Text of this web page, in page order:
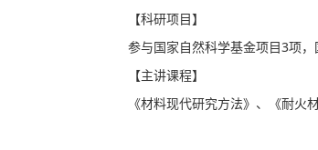
【科研项目】
参与国家自然科学基金项目3项
【主讲课程】
《材料现代研究方法》、《耐火